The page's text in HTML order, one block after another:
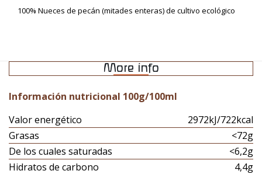
100% Nueces de pecán (mitades enteras) de cultivo ecológico
More info
Información nutricional 100g/100ml
Valor energético
2972kJ/722kcal
Grasas
<72g
De los cuales saturadas
<6,2g
Hidratos de carbono
4,4g